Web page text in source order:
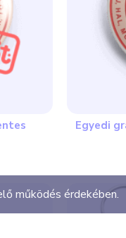
Egyedi
működés érdekében.